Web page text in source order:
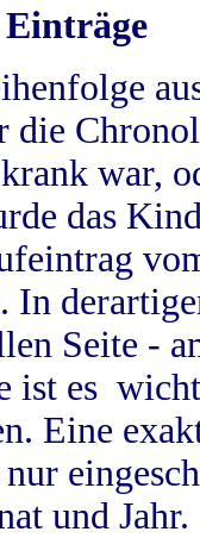
Einträge
die
war,
das
In
Seite -
ist es
Eine
und Jahr.